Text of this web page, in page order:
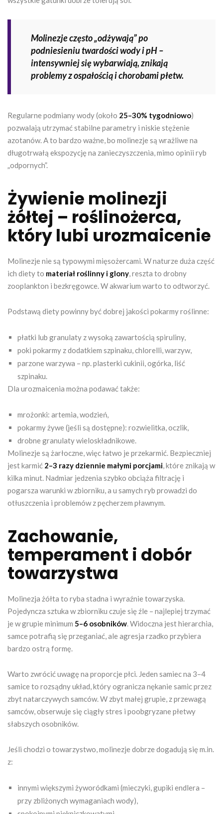
Molinezje często „odżywają” po
podniesieniu twardości wody i pH –
intensywniej się wybarwiają, znikają
problemy z ospałością i chorobami płetw.
Regularne podmiany wody (około 25–30% tygodniowo)
pozwalają utrzymać stabilne parametry i niskie stężenie
azotanów. A to bardzo ważne, bo molinezje są wrażliwe na
długotrwałą ekspozycję na zanieczyszczenia, mimo opinii ryb
„odpornych”.
Żywienie molinezji
żółtej – roślinożerca,
który lubi urozmaicenie
Molinezje nie są typowymi mięsożercami. W naturze duża część
ich diety to materiał roślinny i glony, reszta to drobny
zooplankton i bezkręgowce. W akwarium warto to odtworzyć.
Podstawą diety powinny być dobrej jakości pokarmy roślinne:
płatki lub granulaty z wysoką zawartością spiruliny,
poki pokarmy z dodatkiem szpinaku, chlorelli, warzyw,
parzone warzywa – np. plasterki cukinii, ogórka, liść
szpinaku.
Dla urozmaicenia można podawać także:
mrożonki: artemia, wodzień,
pokarmy żywe (jeśli są dostępne): rozwielitka, oczlik,
drobne granulaty wieloskładnikowe.
Molinezje są żarłoczne, więc łatwo je przekarmić. Bezpieczniej
jest karmić 2–3 razy dziennie małymi porcjami, które znikają w
kilka minut. Nadmiar jedzenia szybko obciąża filtrację i
pogarsza warunki w zbiorniku, a u samych ryb prowadzi do
otłuszczenia i problemów z pęcherzem pławnym.
Zachowanie,
temperament i dobór
towarzystwa
Molinezja żółta to ryba stadna i wyraźnie towarzyska.
Pojedyncza sztuka w zbiorniku czuje się źle – najlepiej trzymać
je w grupie minimum 5–6 osobników. Widoczna jest hierarchia,
samce potrafią się przeganiać, ale agresja rzadko przybiera
bardzo ostrą formę.
Warto zwrócić uwagę na proporcje płci. Jeden samiec na 3–4
samice to rozsądny układ, który ogranicza nękanie samic przez
zbyt natarczywych samców. W zbyt małej grupie, z przewagą
samców, obserwuje się ciągły stres i poobgryzane płetwy
słabszych osobników.
Jeśli chodzi o towarzystwo, molinezje dobrze dogadują się m.in.
z:
innymi większymi żyworódkami (mieczyki, gupiki endlera –
przy zbliżonych wymaganiach wody),